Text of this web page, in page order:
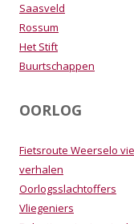
Saasveld
Rossum
Het Stift
Buurtschappen
OORLOG
Fietsroute Weerselo
verhalen
Oorlogsslachtoffers
Vliegeniers